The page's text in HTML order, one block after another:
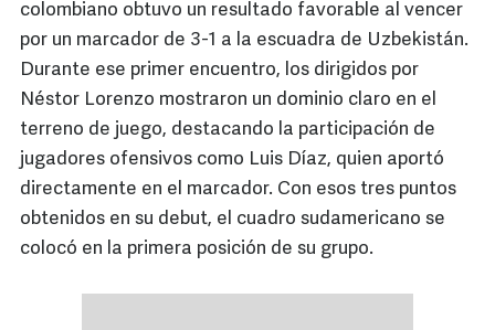
colombiano obtuvo un resultado favorable al vencer
por un marcador de 3-1 a la escuadra de Uzbekistán.
Durante ese primer encuentro, los dirigidos por
Néstor Lorenzo mostraron un dominio claro en el
terreno de juego, destacando la participación de
jugadores ofensivos como Luis Díaz, quien aportó
directamente en el marcador. Con esos tres puntos
obtenidos en su debut, el cuadro sudamericano se
colocó en la primera posición de su grupo.